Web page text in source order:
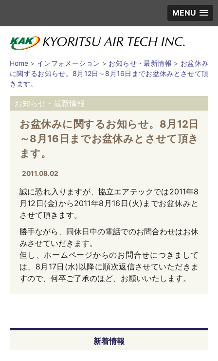
MENU
Home > インフォメーション > お知らせ・最新情報 > お盆休み
に関するお知らせ。8月12日～8月16日までお盆休みとさせて頂
きます。
お知らせ・最新情報
お盆休みに関するお知らせ。8月12日
～8月16日までお盆休みとさせて頂き
ます。
2011.08.02
誠に恐れ入りますが、協立エアテックでは2011年8
月12日(金)から2011年8月16日(火)までお盆休みと
させて頂きます。
勝手ながら、同休日中の電話でのお問合わせはお休
みさせていだきます。
但し、ホームページからのお問合せにつきまして
は、8月17日(水)以降に順次返信させていただきま
すので、何卒ご了承のほど、お願いいたします。
新着情報